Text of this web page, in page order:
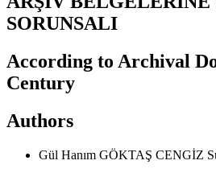
SORUNSALI
According to Archival
Century
Authors
Gül Hanım GÖKTAŞ CENGİZ